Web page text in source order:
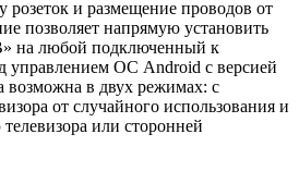
розеток и размещение проводов от
позволяет напрямую установить
на любой подключенный к
управлением ОС Android с версией
возможна в двух режимах: с
от случайного использования и
или сторонней